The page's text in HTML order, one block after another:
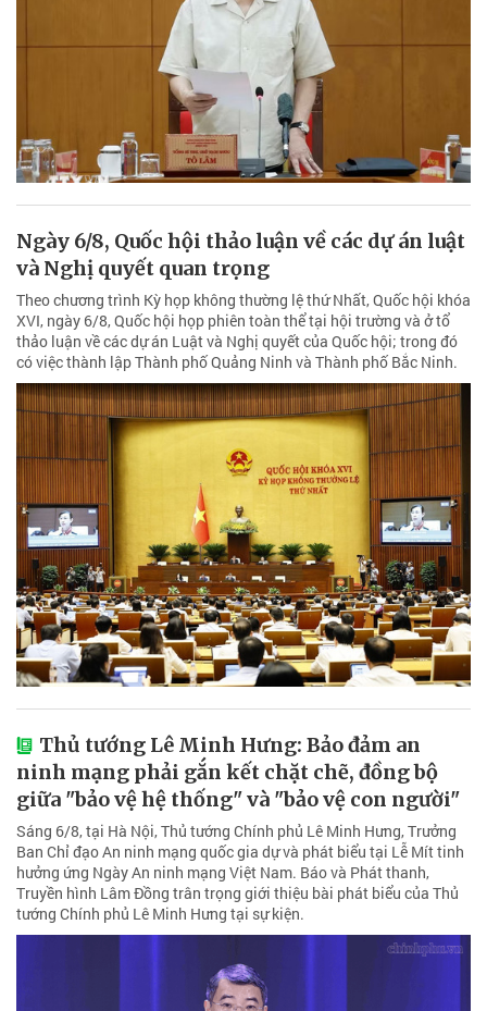
Ngày 6/8, Quốc hội thảo luận về các dự án luật
và Nghị quyết quan trọng
Theo chương trình Kỳ họp không thường lệ thứ Nhất, Quốc hội khóa
XVI, ngày 6/8, Quốc hội họp phiên toàn thể tại hội trường và ở tổ
thảo luận về các dự án Luật và Nghị quyết của Quốc hội; trong đó
có việc thành lập Thành phố Quảng Ninh và Thành phố Bắc Ninh.
Thủ tướng Lê Minh Hưng: Bảo đảm an
ninh mạng phải gắn kết chặt chẽ, đồng bộ
giữa "bảo vệ hệ thống" và "bảo vệ con người"
Sáng 6/8, tại Hà Nội, Thủ tướng Chính phủ Lê Minh Hưng, Trưởng
Ban Chỉ đạo An ninh mạng quốc gia dự và phát biểu tại Lễ Mít tinh
hưởng ứng Ngày An ninh mạng Việt Nam. Báo và Phát thanh,
Truyền hình Lâm Đồng trân trọng giới thiệu bài phát biểu của Thủ
tướng Chính phủ Lê Minh Hưng tại sự kiện.